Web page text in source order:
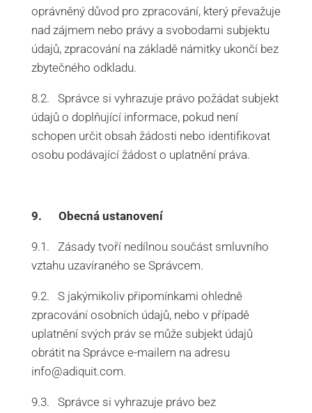
oprávněný důvod pro zpracování, který převažuje
nad zájmem nebo právy a svobodami subjektu
údajů, zpracování na základě námitky ukončí bez
zbytečného odkladu.
8.2. Správce si vyhrazuje právo požádat subjekt
údajů o doplňující informace, pokud není
schopen určit obsah žádosti nebo identifikovat
osobu podávající žádost o uplatnění práva.
9. Obecná ustanovení
9.1. Zásady tvoří nedílnou součást smluvního
vztahu uzavíraného se Správcem.
9.2. S jakýmikoliv připomínkami ohledně
zpracování osobních údajů, nebo v případě
uplatnění svých práv se může subjekt údajů
obrátit na Správce e-mailem na adresu
info@adiquit.com.
9.3. Správce si vyhrazuje právo bez